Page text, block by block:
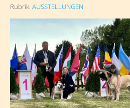
Rubrik: AUSSTELLUNGEN